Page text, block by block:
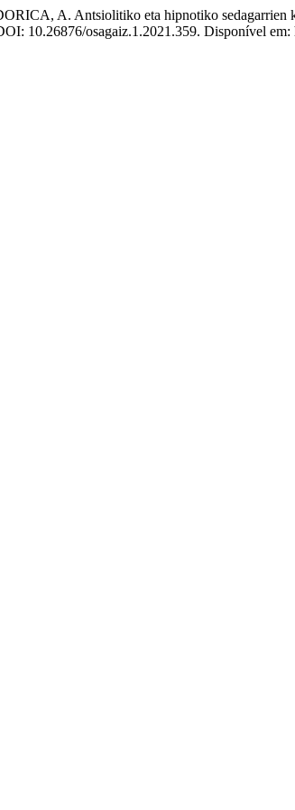
A. Antsiolitiko eta hipnotiko sedagarrien
10.26876/osagaiz.1.2021.359. Disponível